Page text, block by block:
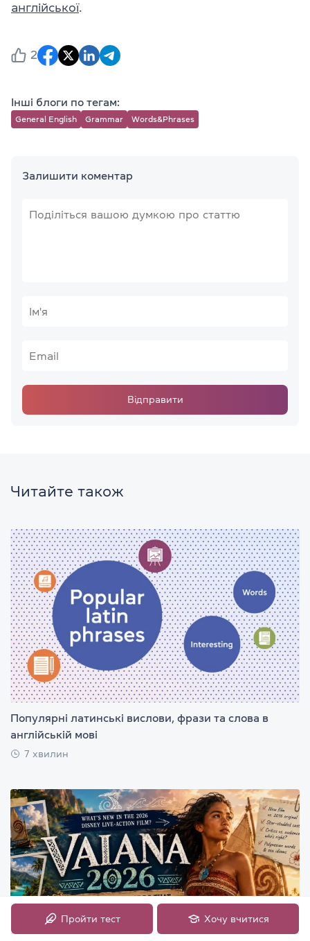
англійської.
2
Інші блоги по тегам:
General English Grammar Words&Phrases
Залишити коментар
Відправити
Читайте також
Популярні латинські вислови, фрази та слова в
англійській мові
7 хвилин
Пройти тест Хочу вчитися